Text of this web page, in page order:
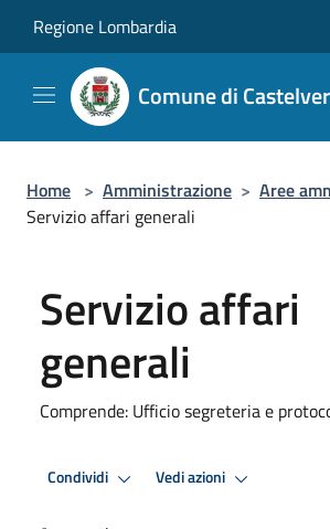
Regione Lombardia
Comune di
Home > Amministrazione > Aree
Servizio affari generali
Servizio affari
generali
Comprende: Ufficio segreteria e
Condividi Vedi azioni